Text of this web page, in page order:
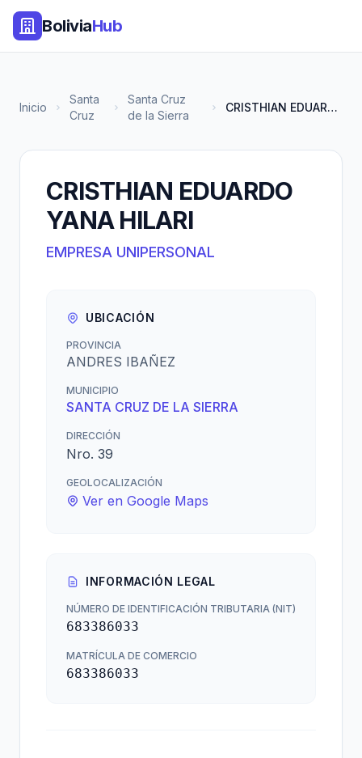
BoliviaHub
Inicio
Santa
Cruz
Santa Cruz
de la Sierra
CRISTHIAN EDUARDO YANA HILARI
CRISTHIAN EDUARDO
YANA HILARI
EMPRESA UNIPERSONAL
UBICACIÓN
PROVINCIA
ANDRES IBAÑEZ
MUNICIPIO
SANTA CRUZ DE LA SIERRA
DIRECCIÓN
Nro. 39
GEOLOCALIZACIÓN
Ver en Google Maps
INFORMACIÓN LEGAL
NÚMERO DE IDENTIFICACIÓN TRIBUTARIA (NIT)
683386033
MATRÍCULA DE COMERCIO
683386033